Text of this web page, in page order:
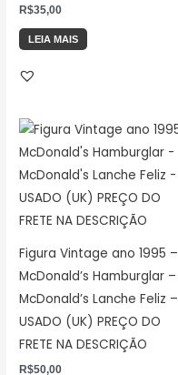
R$35,00
LEIA MAIS
Figura Vintage ano 1995 –
McDonald’s Hamburglar –
McDonald’s Lanche Feliz –
USADO (UK) PREÇO DO
FRETE NA DESCRIÇÃO
R$50,00